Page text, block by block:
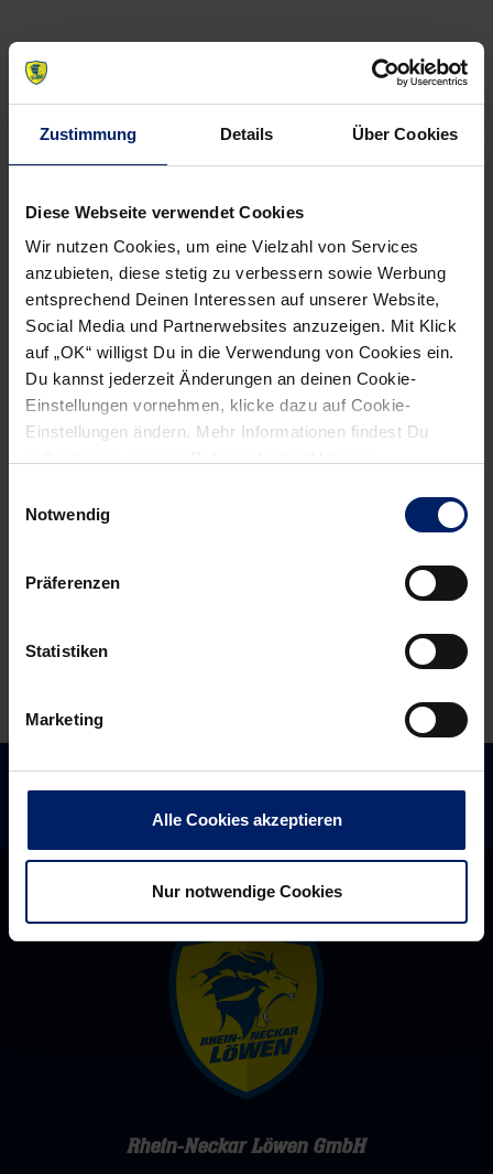
Zustimmung Details Über Cookies
Diese Webseite verwendet Cookies
Wir nutzen Cookies, um eine Vielzahl von Services
anzubieten, diese stetig zu verbessern sowie Werbung
entsprechend Deinen Interessen auf unserer Website,
Social Media und Partnerwebsites anzuzeigen. Mit Klick
auf „OK“ willigst Du in die Verwendung von Cookies ein.
Du kannst jederzeit Änderungen an deinen Cookie-
Einstellungen vornehmen, klicke dazu auf Cookie-
Einstellungen ändern. Mehr Informationen findest Du
Notwendig
Präferenzen
Statistiken
Marketing
Alle Cookies akzeptieren
Nur notwendige Cookies
NEWSLETTER
informiert werden willst, kannst du den Rhein-Neckar Löwen
Newsletterhier abonnieren.
Post
navigation
previous
News:
Cupic
Alle News anzeigen
newst
News:
DHB-
terminiert
Rhein-Neckar Löwen GmbH